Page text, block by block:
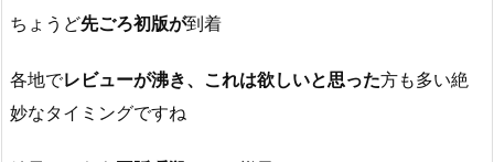
ちょうど先ごろ初版が到着
各地でレビューが沸き、これは欲しいと思った方も多い絶
妙なタイミングですね